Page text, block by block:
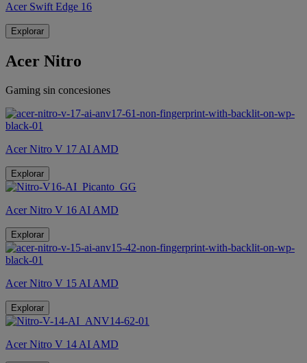
Acer Swift Edge 16
Explorar
Acer Nitro
Gaming sin concesiones
Acer Nitro V 17 AI AMD
Explorar
Acer Nitro V 16 AI AMD
Explorar
Acer Nitro V 15 AI AMD
Explorar
Acer Nitro V 14 AI AMD